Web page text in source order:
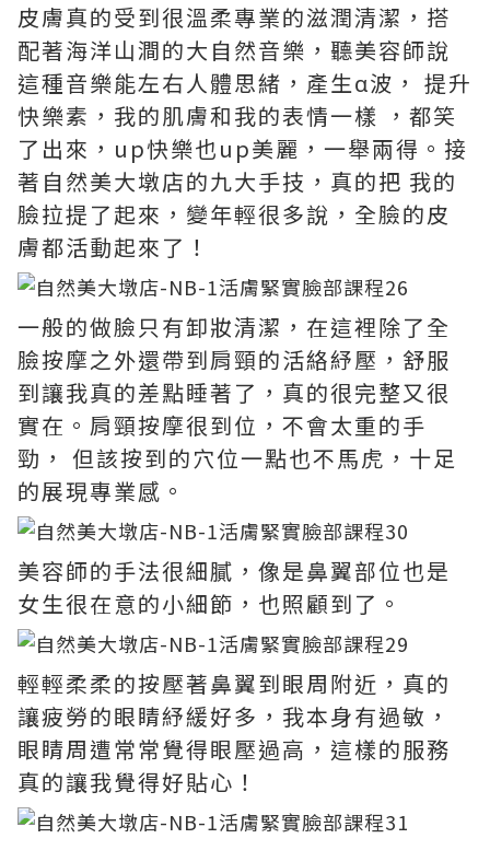
皮膚真的受到很溫柔專業的滋潤清潔，搭
配著海洋山澗的大自然音樂，聽美容師說
這種音樂能左右人體思緒，產生α波， 提升
快樂素，我的肌膚和我的表情一樣 ，都笑
了出來，up快樂也up美麗，一舉兩得。接
著自然美大墩店的九大手技，真的把 我的
臉拉提了起來，變年輕很多說，全臉的皮
膚都活動起來了！
一般的做臉只有卸妝清潔，在這裡除了全
臉按摩之外還帶到肩頸的活絡紓壓，舒服
到讓我真的差點睡著了，真的很完整又很
實在。肩頸按摩很到位，不會太重的手
勁， 但該按到的穴位一點也不馬虎，十足
的展現專業感。
美容師的手法很細膩，像是鼻翼部位也是
女生很在意的小細節，也照顧到了。
輕輕柔柔的按壓著鼻翼到眼周附近，真的
讓疲勞的眼睛紓緩好多，我本身有過敏，
眼睛周遭常常覺得眼壓過高，這樣的服務
真的讓我覺得好貼心！